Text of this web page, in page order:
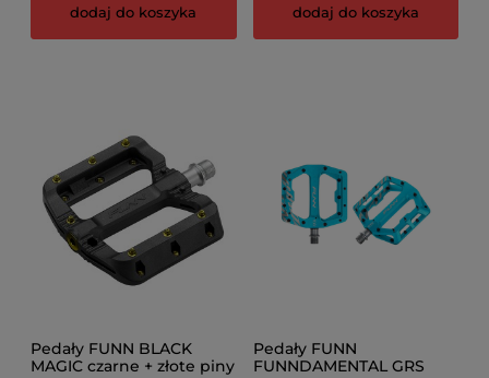
dodaj do koszyka dodaj do koszyka
Pedały FUNN BLACK
MAGIC czarne + złote piny
Pedały FUNN
FUNNDAMENTAL GRS